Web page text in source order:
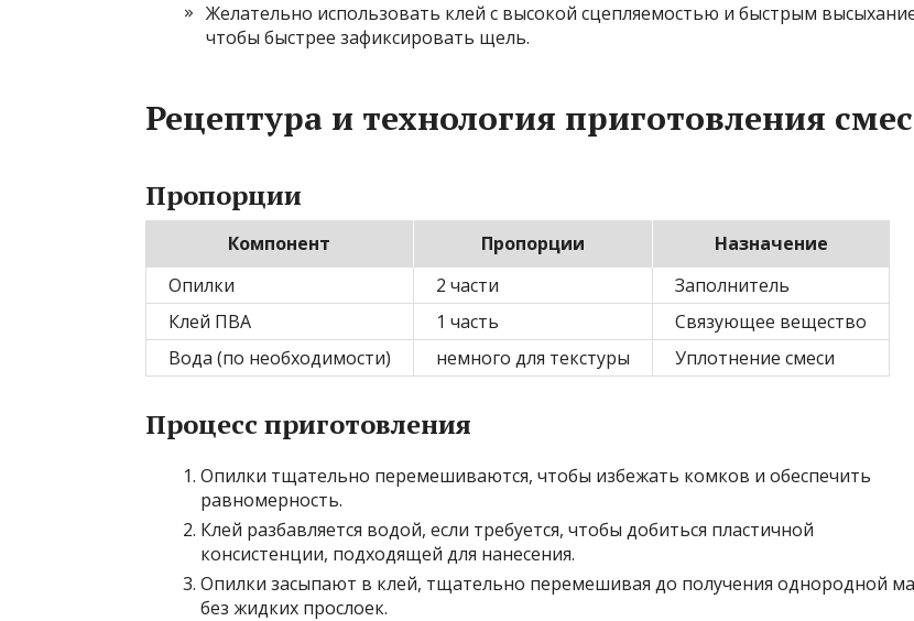
Желательно использовать клей с высокой сцепляемостью и быстрым
чтобы быстрее зафиксировать щель.
Рецептура и технология приготовления
Пропорции
Компонент Пропорции
Назначение
Опилки
2 части
Заполнитель
Клей ПВА
1 часть
Связующее вещество
Вода (по необходимости)
немного для текстуры Уплотнение смеси
Процесс приготовления
Опилки тщательно перемешиваются, чтобы избежать комков и обеспечить
равномерность.
Клей разбавляется водой, если требуется, чтобы добиться пластичной
консистенции, подходящей для нанесения.
Опилки засыпают в клей, тщательно перемешивая до получения однородной
без жидких прослоек.